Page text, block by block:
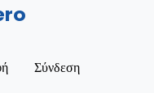
Σύνδεση